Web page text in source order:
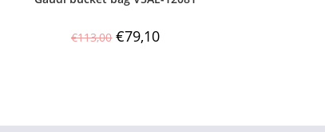
€113,00 €79,10